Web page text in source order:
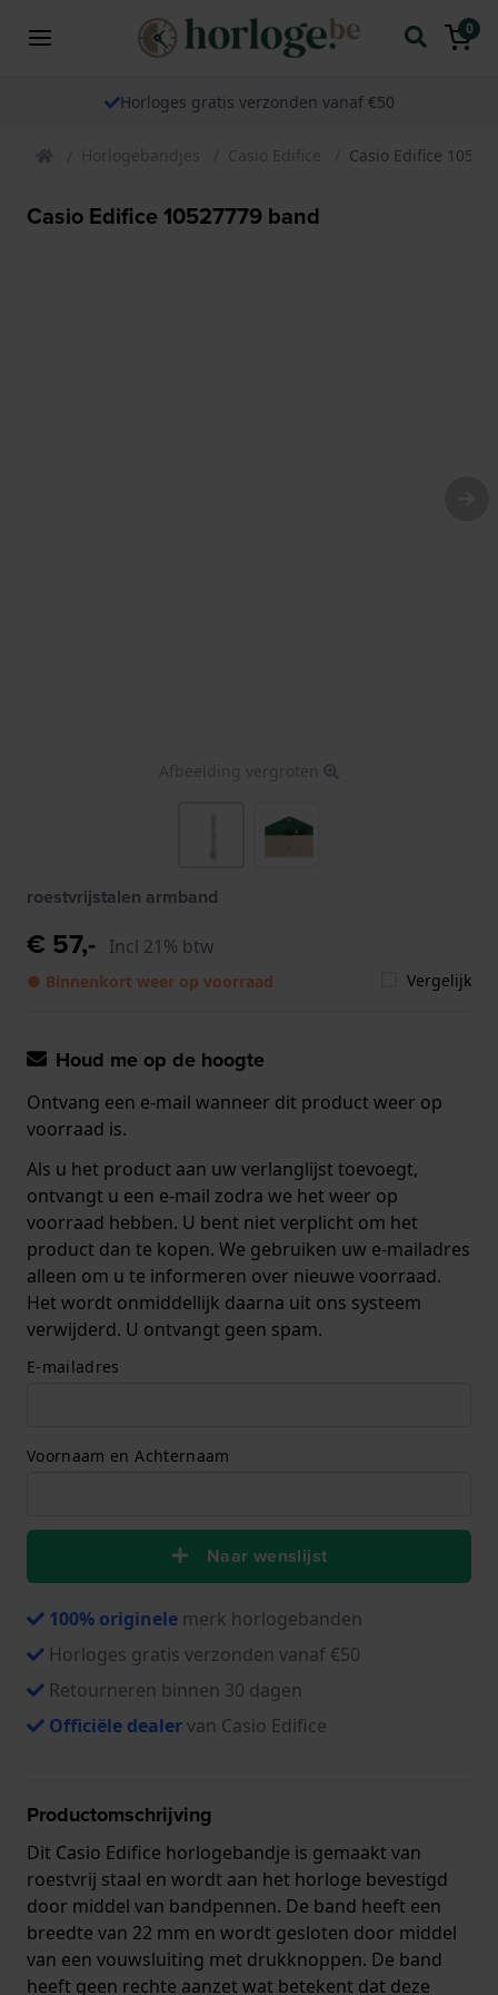
0
Horloges gratis verzonden vanaf €50
Horlogebandjes Casio Edifice Casio Edifice
Casio Edifice 10527779 band
Afbeelding vergroten
roestvrijstalen armband
€ 57,- Incl 21% btw
● Binnenkort weer op voorraad Vergelijk
Houd me op de hoogte
Ontvang een e-mail wanneer dit product weer op
voorraad is.
Als u het product aan uw verlanglijst toevoegt,
ontvangt u een e-mail zodra we het weer op
voorraad hebben. U bent niet verplicht om het
product dan te kopen. We gebruiken uw e-mailadres
alleen om u te informeren over nieuwe voorraad.
Het wordt onmiddellijk daarna uit ons systeem
verwijderd. U ontvangt geen spam.
E-mailadres
Voornaam en Achternaam
Naar wenslijst
100% originele merk horlogebanden
Horloges gratis verzonden vanaf €50
Retourneren binnen 30 dagen
Officiële dealervan Casio Edifice
Productomschrijving
Dit Casio Edifice horlogebandje is gemaakt van
roestvrij staal en wordt aan het horloge bevestigd
door middel van bandpennen. De band heeft een
breedte van 22 mm en wordt gesloten door middel
van een vouwsluiting met drukknoppen. De band
heeft geen rechte aanzet wat betekent dat deze